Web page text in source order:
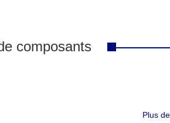
composants
Plus